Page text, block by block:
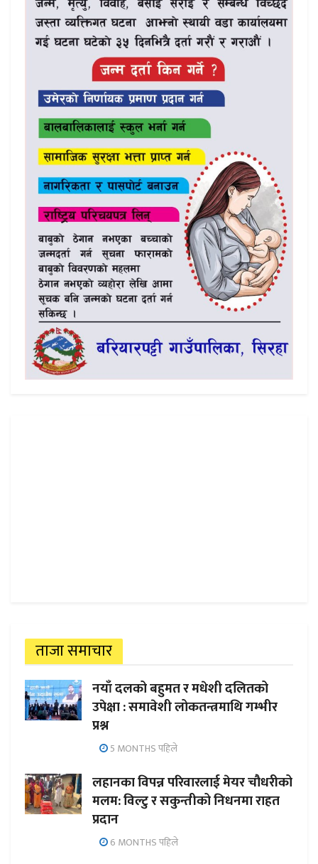
ताजा समाचार
नयाँ दलको बहुमत र मधेशी दलितको
उपेक्षा : समावेशी लोकतन्त्रमाथि गम्भीर
प्रश्न
5 MONTHS पहिले
लहानका विपन्न परिवारलाई मेयर चौधरीको
मलम: विल्टु र सकुन्तीको निधनमा राहत
प्रदान
6 MONTHS पहिले